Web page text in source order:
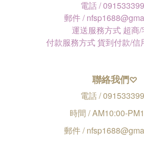
電話 /
郵件 /
運送服務方式 超商/
付款服務方式 貨到付款/信
聯絡我們♡
電話 /
時間 / AM10:00-
郵件 /